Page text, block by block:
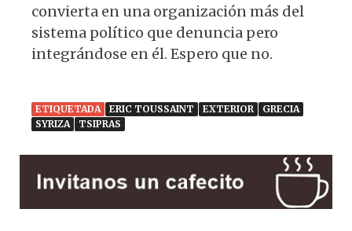
convierta en una organización más del
sistema político que denuncia pero
integrándose en él. Espero que no.
ETIQUETADA ERIC TOUSSAINT EXTERIOR
GRECIA
SYRIZA
TSIPRAS